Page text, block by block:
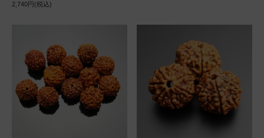
2,740円(税込)